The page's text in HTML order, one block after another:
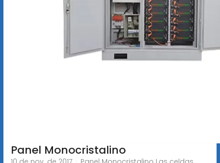
Panel Monocristalino